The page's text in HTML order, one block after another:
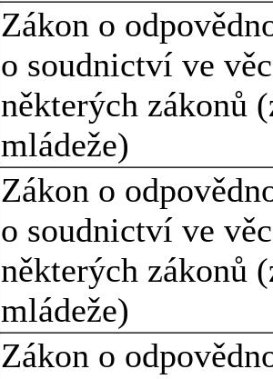
Zákon o
o soudnictví ve
některých zákonů
mládeže)
Zákon o
o soudnictví ve
některých zákonů
mládeže)
Zákon o